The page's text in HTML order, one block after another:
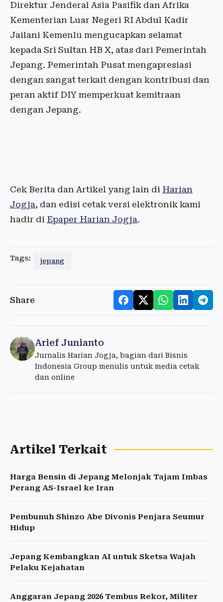
Direktur Jenderal Asia Pasifik dan Afrika
Kementerian Luar Negeri RI Abdul Kadir
Jailani Kemenlu mengucapkan selamat
kepada Sri Sultan HB X, atas dari Pemerintah
Jepang. Pemerintah Pusat mengapresiasi
dengan sangat terkait dengan kontribusi dan
peran aktif DIY memperkuat kemitraan
dengan Jepang.
Cek Berita dan Artikel yang lain di Harian
Jogja, dan edisi cetak versi elektronik kami
hadir di Epaper Harian Jogja.
Tags: jepang
Share
Arief Junianto
Jurnalis Harian Jogja, bagian dari Bisnis
Indonesia Group menulis untuk media cetak
dan online
Artikel Terkait
Harga Bensin di Jepang Melonjak Tajam Imbas
Perang AS-Israel ke Iran
Pembunuh Shinzo Abe Divonis Penjara Seumur
Hidup
Jepang Kembangkan AI untuk Sketsa Wajah
Pelaku Kejahatan
Anggaran Jepang 2026 Tembus Rekor, Militer